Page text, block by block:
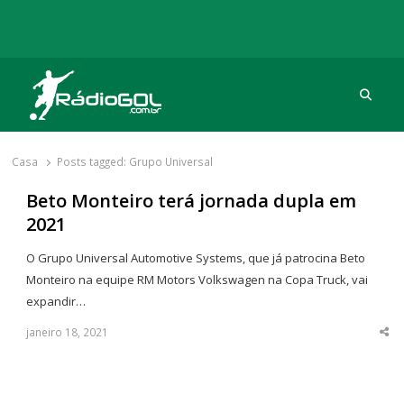
Rádio Gol
Há mais de 20 anos com as melhores coberturas
Casa Posts tagged: Grupo Universal
Beto Monteiro terá jornada dupla em
2021
O Grupo Universal Automotive Systems, que já patrocina Beto
Monteiro na equipe RM Motors Volkswagen na Copa Truck, vai
expandir…
janeiro 18, 2021